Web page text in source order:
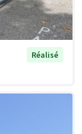
Réalisé